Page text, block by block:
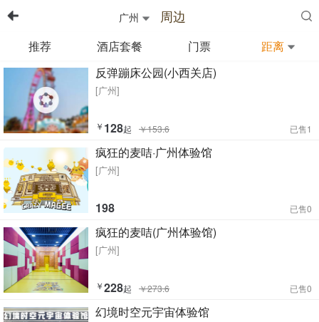
广州 周边
推荐 酒店套餐 门票
距离
反弹蹦床公园(小西关店)
[广州]
￥ 128起 ￥153.6 已售1
疯狂的麦咭·广州体验馆
[广州]
198 已售0
疯狂的麦咭(广州体验馆)
[广州]
￥228起 ￥273.6 已售0
幻境时空元宇宙体验馆